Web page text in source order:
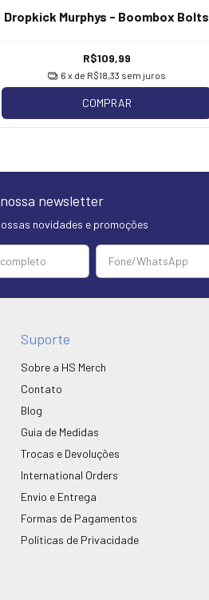
Dropkick Murphys - Boombox Bolts
R$109,99
6 x de R$18,33 sem juros
COMPRAR
newsletter
novidades e promoções
Suporte
Sobre a HS Merch
Contato
Blog
Guia de Medidas
Trocas e Devoluções
International Orders
Envio e Entrega
Formas de Pagamentos
Políticas de Privacidade